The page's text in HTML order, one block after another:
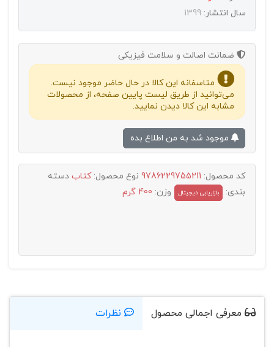
سال انتشار: 1399
ضمانت اصالت و سلامت فیزیکی
متاسفانه این کالا در حال حاضر موجود نیست.
می‌توانید از طریق لیست پایین صفحه، از محصولات
مشابه این کالا دیدن نمایید.
کد محصول: 9786229755211 نوع محصول:کتاب دسته
بندی:
بازاریابی دیجیتال وزن: 400 گرم
معرفی اجمالی محصول نظرات